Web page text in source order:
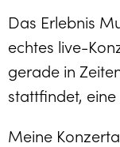
Das Erlebnis
echtes live-
gerade in
stattfindet,
Meine